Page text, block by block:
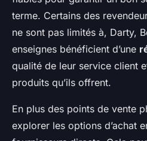
terme. Certains des
ne sont pas limités à, Darty,
enseignes bénéficient d’une
qualité de leur service client
produits qu’ils offrent.
En plus des points de vente
explorer les options d’achat